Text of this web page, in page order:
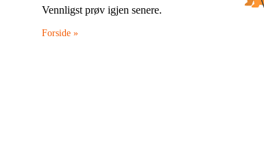
Vennligst prøv igjen senere.
Forside »